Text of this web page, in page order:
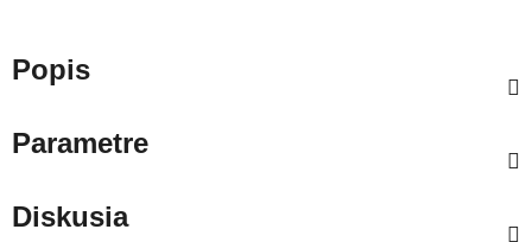
Popis
Parametre
Diskusia